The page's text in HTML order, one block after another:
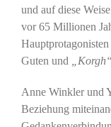
und auf diese
vor 65 Millionen
Guten und
„Korgh“
Anne Winkler und
Beziehung